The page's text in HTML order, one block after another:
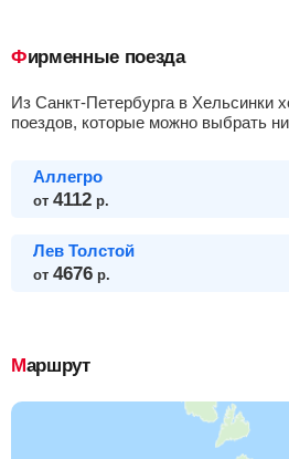
Фирменные поезда
из Санкт-Петербурга в Хельсинки ходит ряд фирменных
поездов, которые можно выбрать
Аллегро
от 4112 р.
Лев Толстой
от 4676 р.
Маршрут